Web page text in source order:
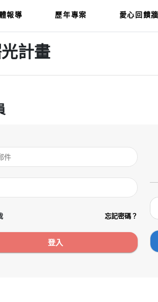
報導 歷年專案 愛心回饋
計畫
忘記密碼？